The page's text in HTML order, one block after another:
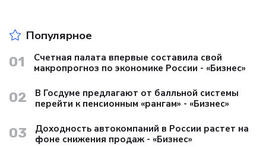
Популярное
01
Счетная палата впервые составила свой
макропрогноз по экономике России - «Бизнес»
02
В Госдуме предлагают от балльной системы
перейти к пенсионным «рангам» - «Бизнес»
03
Доходность автокомпаний в России растет на
фоне снижения продаж - «Бизнес»